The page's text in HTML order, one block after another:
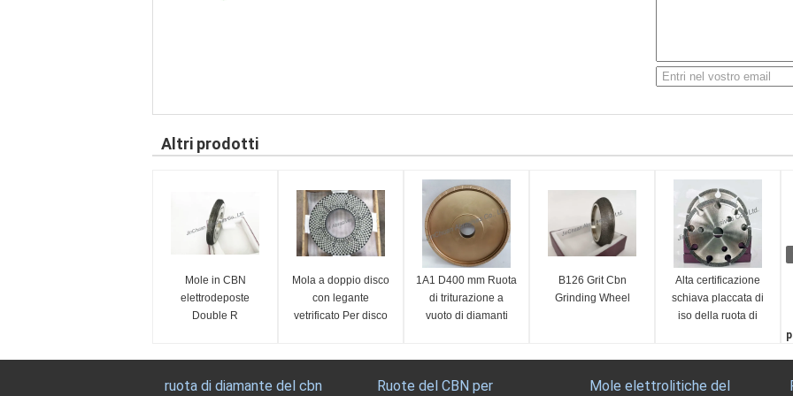
Altri prodotti
Mole in CBN
elettrodeposte
Double R
Mola a doppio disco
con legante
vetrificato Per disco
1A1 D400 mm Ruota
di triturazione a
vuoto di diamanti
B126 Grit Cbn
Grinding Wheel
Alta certificazione
schiava placcata di
iso della ruota di
ruota di diamante del cbn
Ruote del CBN per
Mole elettrolitiche del